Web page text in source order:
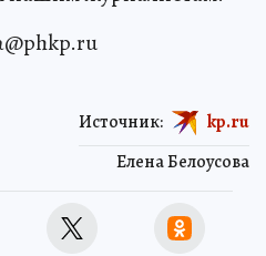
Елена Белоусова
Источник: kp.ru